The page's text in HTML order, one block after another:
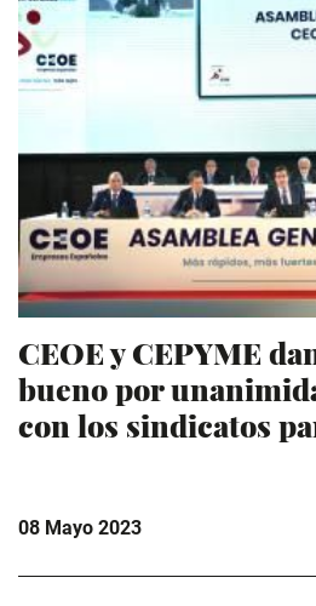
CEOE y CEPYME
bueno por
con los sindicatos
08 Mayo 2023